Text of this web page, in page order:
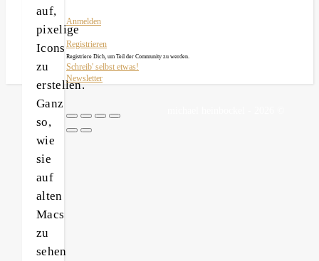
auf,
pixelige
Icons
zu
erstellen.
Ganz
so,
wie
sie
auf
alten
Macs
zu
sehen
Anmelden
Registrieren
Registriere Dich, um Teil der Community zu werden.
Schreib' selbst etwas!
Newsletter